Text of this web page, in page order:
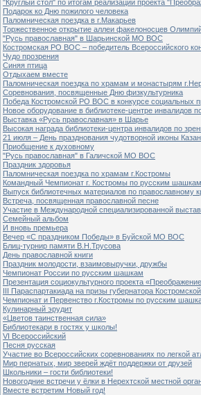
"Круглый стол" по итогам реализации проекта
Подарок ко Дню пожилого человека
Паломническая поездка в г.Макарьев
Торжественное открытие аллеи факелоносцев
"Русь православная" в Шарьинской МО ВОС
Костромская РО ВОС – победитель Всероссийского
Чудо прозрения
Синяя птица
Отдыхаем вместе
Паломническая поездка по храмам и монастырям
Соревнования, посвященные Дню физкультурника
Победа Костромской РО ВОС в конкурсе социальных
Новое оборудование в библиотеке-центре инвалидов
Выставка «Русь православная» в Шарье
Высокая награда библиотеки-центра инвалидов по
21 июля – День празднования чудотворной иконы
Приобщение к духовному
"Русь православная" в Галичской МО ВОС
Праздник здоровья
Паломническая поездка по храмам г.Костромы
Командный Чемпионат г. Костромы по русским шашкам
Выпуск библиотечных материалов по православному
Встреча, посвященная православной песне
Участие в Международной специализированной
Семейный альбом
И вновь премьера
Вечер «С праздником Победы» в Буйской МО ВОС
Блиц-турнир памяти В.Н.Трусова
День православной книги
Праздник молодости, взаимовыручки, дружбы
Чемпионат России по русским шашкам
Презентация социокультурного проекта
III Параспартакиада на призы губернатора
Чемпионат и Первенство г.Костромы по русским
Кулинарный эрудит
«Цветов таинственная сила»
Библиотекари в гостях у школы!
VI Всероссийский
Песня русская
Участие во Всероссийских соревнованиях по легкой
Мир пернатых, мир зверей ждёт поддержки от друзей
Школьники – гости библиотеки!
Новогодние встречи у ёлки в Нерехтской местной
Вместе встретим Новый год!